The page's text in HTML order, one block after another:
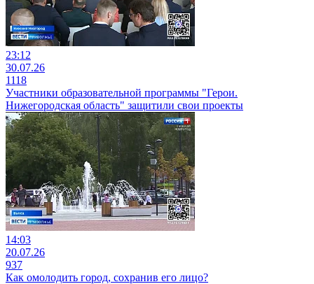
23:12
30.07.26
1118
Участники образовательной программы "Герои.
Нижегородская область" защитили свои проекты
14:03
20.07.26
937
Как омолодить город, сохранив его лицо?